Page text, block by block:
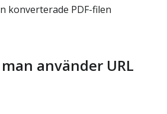
konverterade PDF-filen
använder URL